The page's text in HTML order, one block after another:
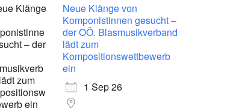
Neue Klänge von
Komponistinnen gesucht –
der OÖ. Blasmusikverband
lädt zum
Kompositionswettbewerb
ein
1 Sep 26